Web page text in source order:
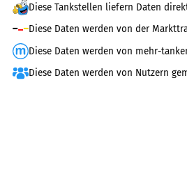
Diese Tankstellen liefern Daten
Diese Daten werden von der
Diese Daten werden von mehr-
Diese Daten werden von Nutzern